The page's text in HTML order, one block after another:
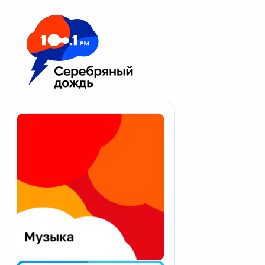
Москва 100.1 FM
Апатиты
Екатеринбург
Калининград
Калуга